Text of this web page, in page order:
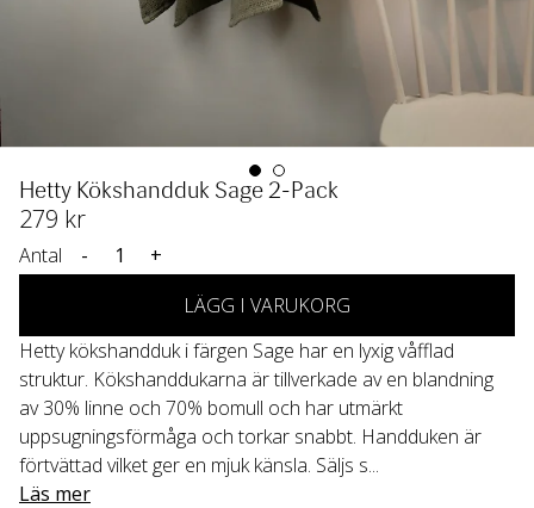
Hetty Kökshandduk Sage 2-Pack
279 kr
Antal -
+
LÄGG I VARUKORG
Hetty kökshandduk i färgen Sage har en lyxig våfflad
struktur. Kökshanddukarna är tillverkade av en blandning
av 30% linne och 70% bomull och har utmärkt
uppsugningsförmåga och torkar snabbt. Handduken är
förtvättad vilket ger en mjuk känsla. Säljs s...
Läs mer